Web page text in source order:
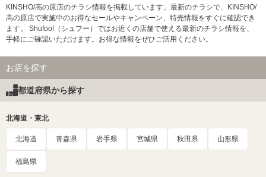
KINSHO/高の原店のチラシ情報を掲載しています。最新のチラシで、KINSHO/
高の原店で実施中のお得なセールやキャンペーン、特売情報をすぐに確認でき
ます。 Shufoo!（シュフー）ではお近くの店舗で使える最新のチラシ情報を、
手軽にご確認いただけます。お得な情報をぜひご活用ください。
お店を探す
都道府県から探す
北海道・東北
北海道 青森県 岩手県 宮城県 秋田県 山形県
福島県